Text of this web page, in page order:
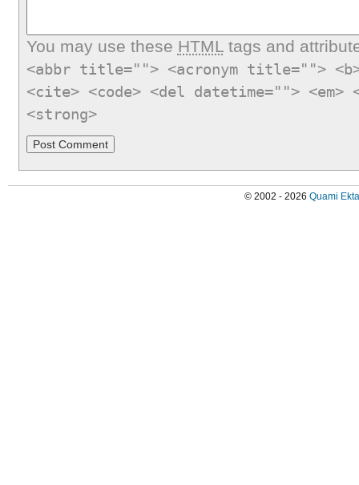
You may use these HTMLtags and
<abbr title=""> <acronym title="">
<cite> <code> <del datetime="">
<strong>
© 2002 - 2026 Quami